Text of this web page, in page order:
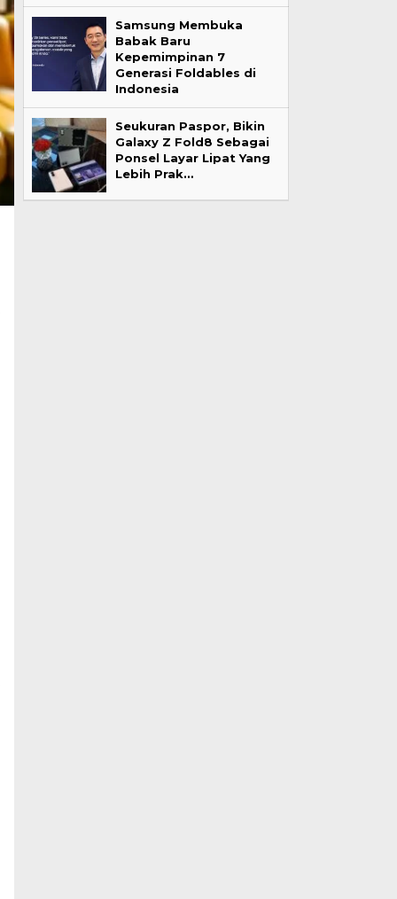
Samsung Membuka
Babak Baru
Kepemimpinan 7
Generasi Foldables di
Indonesia
Seukuran Paspor, Bikin
Galaxy Z Fold8 Sebagai
Ponsel Layar Lipat Yang
Lebih Prak…